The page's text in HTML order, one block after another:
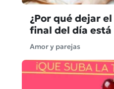
¿Por qué dejar
final del día
sexual?
Amor y parejas